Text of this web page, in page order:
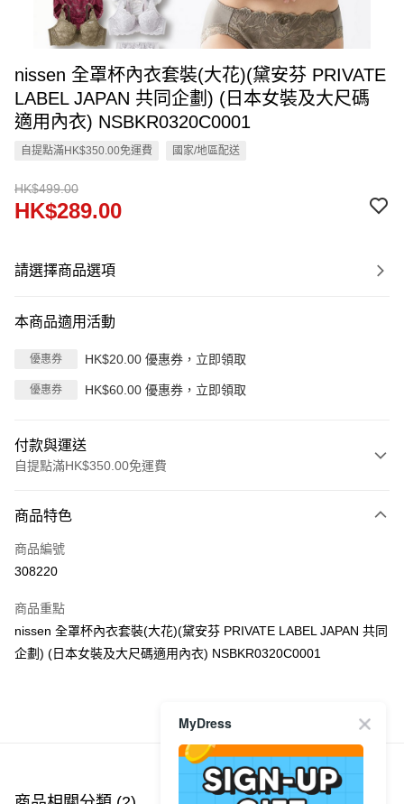
nissen 全罩杯內衣套裝(大花)(黛安芬 PRIVATE
LABEL JAPAN 共同企劃) (日本女裝及大尺碼
適用內衣) NSBKR0320C0001
自提點滿HK$350.00免運費 國家/地區配送
HK$499.00
HK$289.00
請選擇商品選項
本商品適用活動
優惠券 HK$20.00 優惠券，立即領取
優惠券 HK$60.00 優惠券，立即領取
付款與運送
自提點滿HK$350.00免運費
信用卡
Apple Pay
PayMe
WeChat Pay
每筆HK$40.00，滿HK$350.00或以上免運費
付款後順豐站及營業點
商品特色
商品編號
308220
商品重點
nissen 全罩杯內衣套裝(大花)(黛安芬 PRIVATE LABEL JAPAN 共同
企劃) (日本女裝及大尺碼適用內衣) NSBKR0320C0001
商品推薦
MyDress